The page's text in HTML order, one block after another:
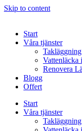
Skip to content
Start
Våra tjänster
Takläggning
Vattenläcka
Renovera
Blogg
Offert
Start
Våra tjänster
Takläggning